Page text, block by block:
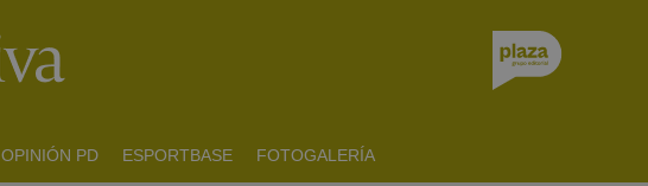
OPINIÓN PD ESPORTBASE FOTOGALERÍA